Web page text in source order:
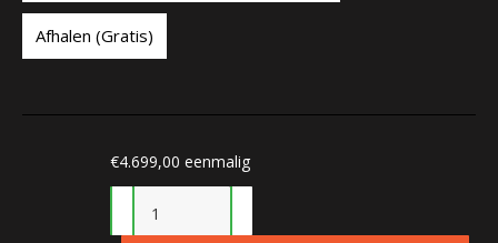
Afhalen (Gratis)
€4.699,00 eenmalig
Vrijstaand